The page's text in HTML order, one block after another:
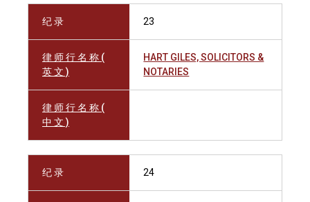
纪 录 23
律 师 行 名 称 (
英 文 )
HART GILES, SOLICITORS &
NOTARIES
律 师 行 名 称 (
中 文 )
纪 录 24